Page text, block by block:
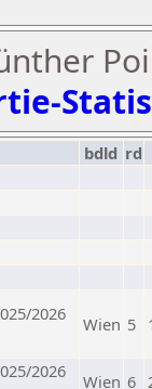
bdld rd
2026
Wien 5
2026
Wien 6